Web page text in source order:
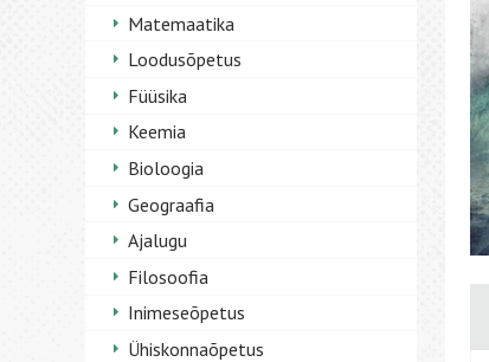
Matemaatika
Loodusõpetus
Füüsika
Keemia
Bioloogia
Geograafia
Ajalugu
Filosoofia
Inimeseõpetus
Ühiskonnaõpetus